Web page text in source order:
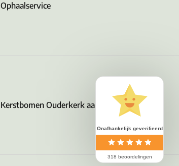
Ophaalservice
Kerstbomen Ouderkerk aan de Amstel
Onafhankelijk geverifieerd
318 beoordelingen